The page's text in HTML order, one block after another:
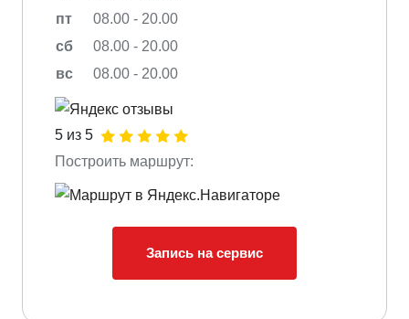
пт
08.00 - 20.00
сб
08.00 - 20.00
вс
08.00 - 20.00
5 из 5
Построить маршрут:
Запись на сервис